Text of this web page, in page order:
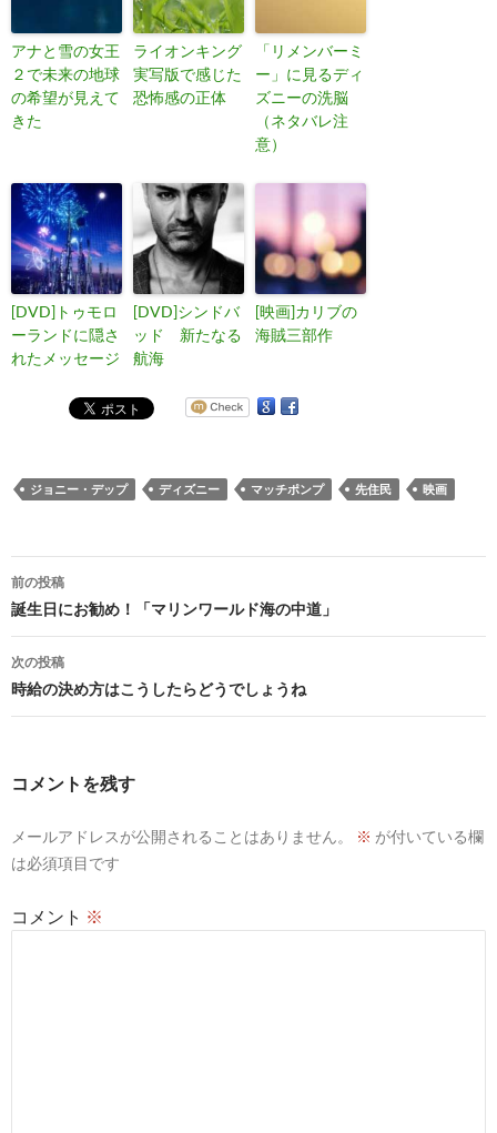
アナと雪の女王
２で未来の地球
の希望が見えて
きた
ライオンキング
実写版で感じた
恐怖感の正体
「リメンバーミ
ー」に見るディ
ズニーの洗脳
（ネタバレ注
意）
[DVD]トゥモロ
ーランドに隠さ
れたメッセージ
[DVD]シンドバ
ッド 新たなる
航海
[映画]カリブの
海賊三部作
ジョニー・デップ ディズニー マッチポンプ 先住民 映画
投
稿
ナ
ビ
ョ
前の投稿
誕生日にお勧め！「マリンワールド海の中道」
次の投稿
時給の決め方はこうしたらどうでしょうね
コメントを残す
メールアドレスが公開されることはありません。 ※ が付いている欄
は必須項目です
コメント ※